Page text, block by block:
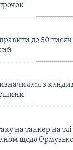
до 50 тисяч
з
на танкер на
щодо